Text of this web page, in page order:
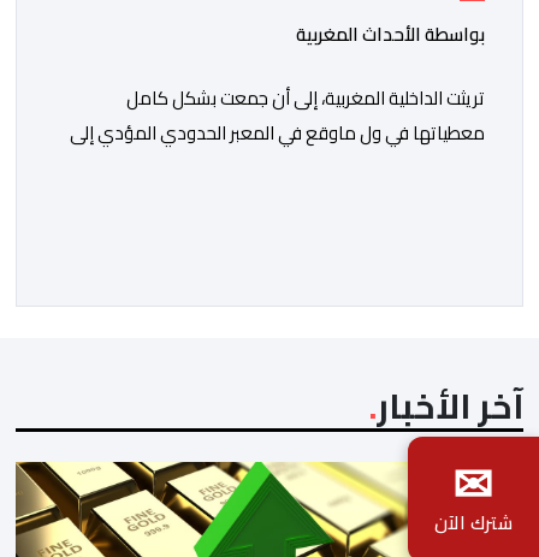
بواسطة الأحداث المغربية
تريثت الداخلية المغربية، إلى أن جمعت بشكل كامل
معطياتها في ول ماوقع في المعبر الحدودي المؤدي إلى
الحقائق، […]
آخر الأخبار
✉
شترك الآن